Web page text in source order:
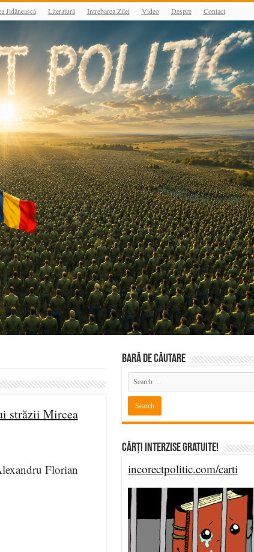
Jidănească Literatură Întrebarea Zilei Video Despre Contact
străzii Mircea
Florian
BARĂ DE CĂUTARE
Cărți Interzise Gratuite!
incorectpolitic.com/carti